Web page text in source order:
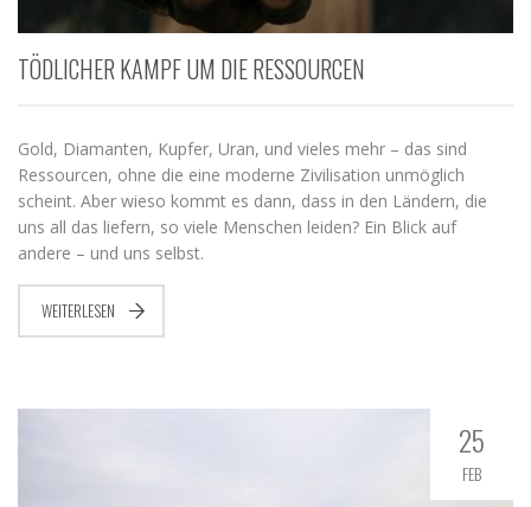
TÖDLICHER KAMPF UM DIE RESSOURCEN
Gold, Diamanten, Kupfer, Uran, und vieles mehr – das sind
Ressourcen, ohne die eine moderne Zivilisation unmöglich
scheint. Aber wieso kommt es dann, dass in den Ländern, die
uns all das liefern, so viele Menschen leiden? Ein Blick auf
andere – und uns selbst.
WEITERLESEN
25
FEB